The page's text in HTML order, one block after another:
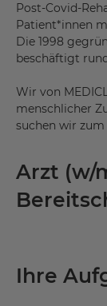
Post-Covid-
Patient*innen
Die 1998
beschäftigt
Wir von
menschlicher
suchen wir
Arzt (w/
Ihre